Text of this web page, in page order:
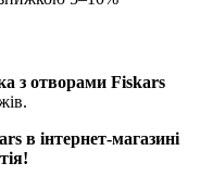
з отворами Fiskars
в інтернет-магазині